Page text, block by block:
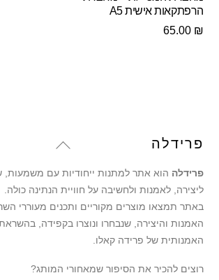
הרפתקאות אישית A5
65.00 ₪
Back
Top
פרידלה
פרידלה הוא אתר למתנות ייחודיות עם משמעות,
ליצירה, לאמנות ולחשיבה על חוויית הנתינה כולה.
באתר תמצאו מוצרים מקוריים ותכנים מעוררי
האמנות והיצירה, שנבחרו ונוצרו בקפידה,
האמנותית של פרידה קאלו.
רוצים להכיר את הסיפור שמאחורי המותג?